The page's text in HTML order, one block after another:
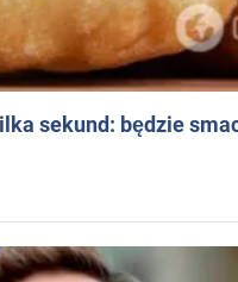
sekund: będzie